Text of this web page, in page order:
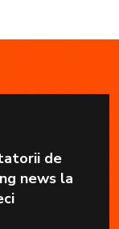
de
news la